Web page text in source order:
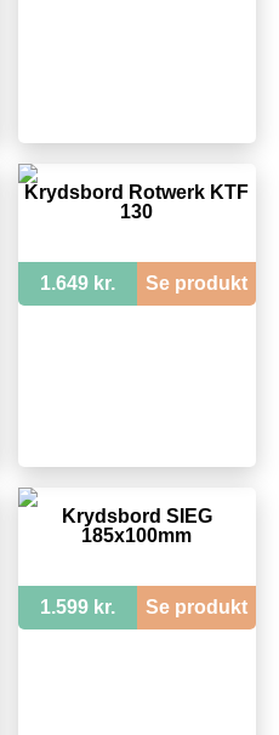
Krydsbord Rotwerk KTF
130
1.649 kr. Se produkt
Krydsbord SIEG
185x100mm
1.599 kr. Se produkt